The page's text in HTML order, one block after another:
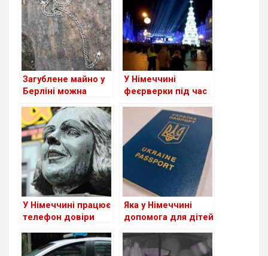
Загублене майно у
Берліні можна
центральному бюро
знахідок
У Німеччині
феєрверки під час
року втрачають
популярність
У Німеччині працює
телефон довіри
українською мовою
Яка у Німеччині
допомога для дітей